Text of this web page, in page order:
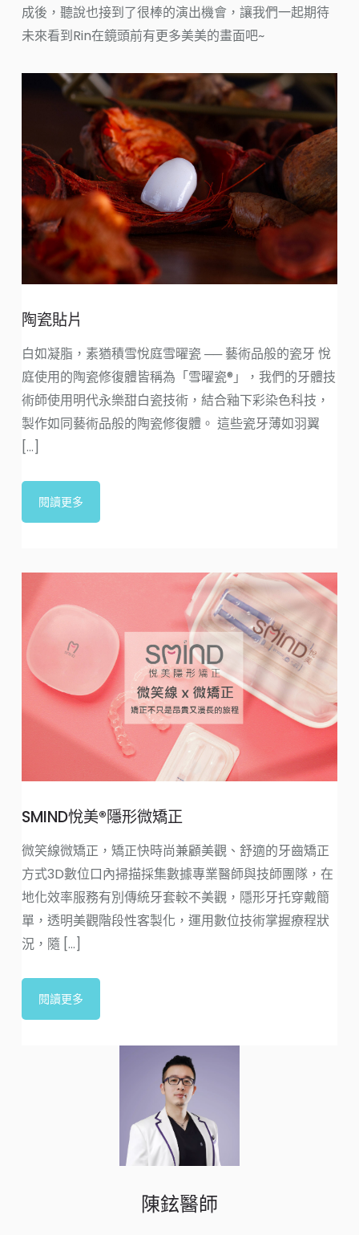
成後，聽說也接到了很棒的演出機會，讓我們一起期待
未來看到Rin在鏡頭前有更多美美的畫面吧~
陶瓷貼片
白如凝脂，素猶積雪悅庭雪曜瓷 ── 藝術品般的瓷牙 悅
庭使用的陶瓷修復體皆稱為「雪曜瓷®」，我們的牙體技
術師使用明代永樂甜白瓷技術，結合釉下彩染色科技，
製作如同藝術品般的陶瓷修復體。 這些瓷牙薄如羽翼
[...]
閱讀更多
SMIND悅美®隱形微矯正
微笑線微矯正，矯正快時尚兼顧美觀、舒適的牙齒矯正
方式3D數位口內掃描採集數據專業醫師與技師團隊，在
地化效率服務有別傳統牙套較不美觀，隱形牙托穿戴簡
單，透明美觀階段性客製化，運用數位技術掌握療程狀
況，隨 [...]
閱讀更多
陳鉉醫師